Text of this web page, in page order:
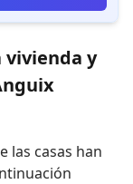
vivienda y
las casas han